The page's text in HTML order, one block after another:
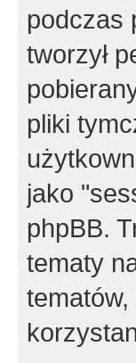
podczas
tworzył
pliki
jako
phpBB.
tematy